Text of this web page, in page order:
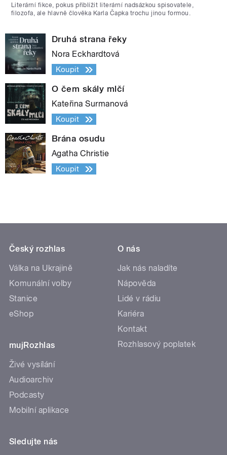
Literární fikce, pokus přiblížit literární nadsázkou spisovatele,
filozofa, ale hlavně člověka Karla Čapka trochu jinou formou.
Druhá strana řeky
Nora Eckhardtová
Koupit
O čem skály mlčí
Kateřina Surmanová
Koupit
Brána osudu
Agatha Christie
Koupit
Český rozhlas
Válka na Ukrajině
Komunální volby
Stanice
eShop
mujRozhlas
Živé vysílání
Audioarchiv
Podcasty
Mobilní aplikace
O nás
Jak nás naladíte
Nápověda
Lidé v rádiu
Kariéra
Kontakt
Rozhlasový poplatek
Sledujte nás